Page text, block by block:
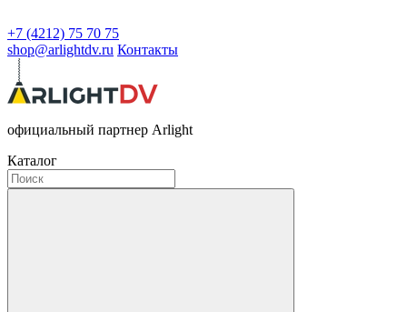
+7 (4212) 75 70 75
shop@arlightdv.ru Контакты
официальный партнер Arlight
Каталог